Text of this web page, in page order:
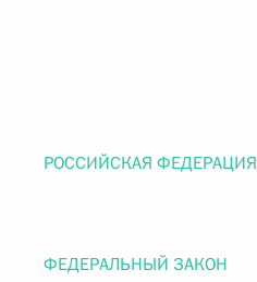
РОССИЙСКАЯ ФЕДЕРАЦИЯ
ФЕДЕРАЛЬНЫЙ ЗАКОН